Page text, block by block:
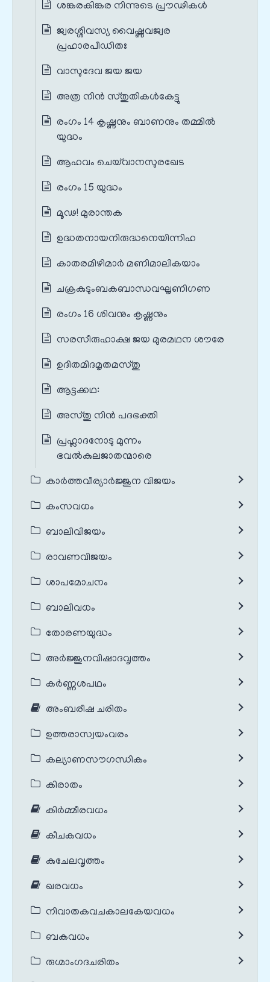
ശങ്കരകിങ്കര നിന്നുടെ പ്രൗഢികൾ
ജ്വരശ്ശിവസ്യ വൈഷ്ണവജ്വര
പ്രഹാരപീഡിതഃ
വാസുദേവ ജയ ജയ
അത്ര നിൻ സ്തുതികൾകേട്ടു
രംഗം 14 കൃഷ്ണനും ബാണനും തമ്മിൽ
യുദ്ധം
ആഹവം ചെയ്‌വാനസുരഖേട
രംഗം 15 യുദ്ധം
മൂഢ! മുരാന്തക
ഉദ്ധതനായനിരുദ്ധനെയിന്നിഹ
കാതരമിഴിമാർ മണിമാലികയാം
ചക്രകുടുംബകബാന്ധവഘൃണിഗണ
രംഗം 16 ശിവനും കൃഷ്ണനും
സരസീരുഹാക്ഷ ജയ മുരമഥന ശൗരേ
ഉദിതമിദമൃതമസ്തു
ആട്ടക്കഥ:
അസ്തു നിൻ പദഭക്തി
പ്രഹ്ലാദനോടു മുന്നം
ഭവൽകുലജാതന്മാരെ
കാർത്തവീര്യാർജ്ജുന വിജയം
കംസവധം
ബാലിവിജയം
രാവണവിജയം
ശാപമോചനം
ബാലിവധം
തോരണയുദ്ധം
അർജ്ജുനവിഷാദവൃത്തം
കർണ്ണശപഥം
അംബരീഷ ചരിതം
ഉത്തരാസ്വയംവരം
കല്യാണസൗഗന്ധികം
കിരാതം
കിർമ്മീരവധം
കീചകവധം
കുചേലവൃത്തം
ഖരവധം
നിവാതകവചകാലകേയവധം
ബകവധം
രുഗ്മാംഗദചരിതം